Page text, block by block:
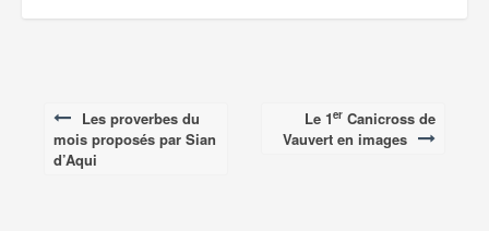
Post
navigation
Les proverbes du
mois proposés par Sian
d’Aqui
Le 1er Canicross de
Vauvert en images